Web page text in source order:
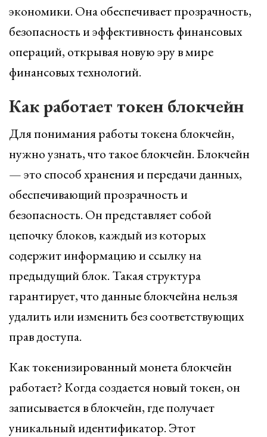
экономики. Она обеспечивает прозрачность,
безопасность и эффективность финансовых
операций, открывая новую эру в мире
финансовых технологий.
Как работает токен блокчейн
Для понимания работы токена блокчейн,
нужно узнать, что такое блокчейн. Блокчейн
— это способ хранения и передачи данных,
обеспечивающий прозрачность и
безопасность. Он представляет собой
цепочку блоков, каждый из которых
содержит информацию и ссылку на
предыдущий блок. Такая структура
гарантирует, что данные блокчейна нельзя
удалить или изменить без соответствующих
прав доступа.
Как токенизированный монета блокчейн
работает? Когда создается новый токен, он
записывается в блокчейн, где получает
уникальный идентификатор. Этот